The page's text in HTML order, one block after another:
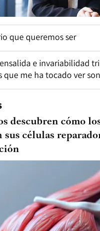
que queremos ser
e invariabilidad
que me ha tocado ver
descubren cómo
sus células